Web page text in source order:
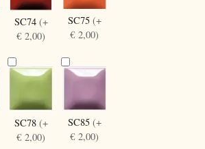
SC74 (+
€ 2,00)
SC75 (+
€ 2,00)
SC78 (+
€ 2,00)
SC85 (+
€ 2,00)